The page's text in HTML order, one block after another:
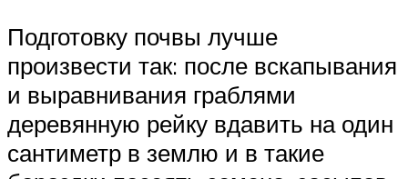
Подготовку почвы лучше
произвести так: после вскапывания
и выравнивания граблями
деревянную рейку вдавить на один
сантиметр в землю и в такие